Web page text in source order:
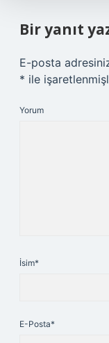
Bir yanıt
E-posta
* ile
Yorum
İsim*
E-Posta*